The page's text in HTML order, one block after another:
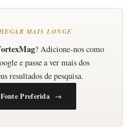
MAIS LONGE
? Adicione-nos como
e passe a ver mais dos
resultados de pesquisa.
Preferida →